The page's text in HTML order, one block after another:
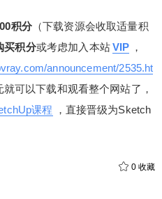
积分（下载资源会收取适量积
买积分或考虑加入本站VIP ，
announcement/2535.ht
可以下载和观看整个网站了，
课程
，直接晋级为Sketch
0 收藏